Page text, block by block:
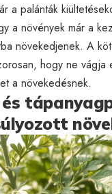
a palánták
a növények már a
növekedjenek. A
hogy ne vágja
a növekedésnek.